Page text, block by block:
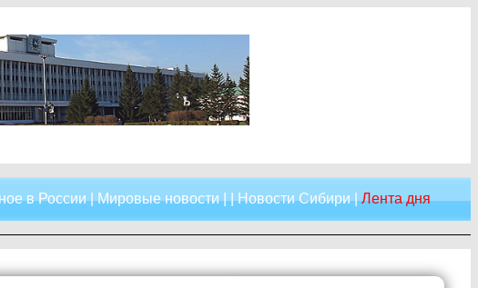
в России|Мировые новости| |Новости Сибири|Лента дня